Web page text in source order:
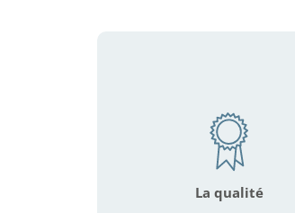
La qualité